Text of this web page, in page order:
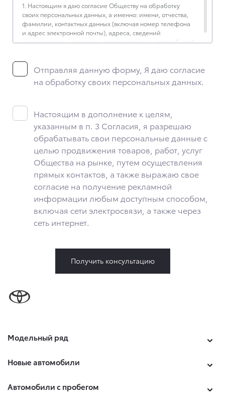
1. Настоящим я даю согласие Обществу на обработку
своих персональных данных, а именно: имени, отчества,
фамилии, контактных данных (включая номер телефона
и адрес электронной почты), адреса, сведений
о впечатлениях, интересах, предпочтениях к автомобилю(-
операционной системы устройства и модели мобильного
телефона посетителя сайта, уникального идентификатора
посетителя сайта, предпочтительного времени и способа
для контакта, истории контактов.
следующие действия: сбор, запись, систематизация,
накопление, хранение, уточнение (обновление,
изменение), извлечение, использование, передача
(предоставление, доступ), блокирование, удаление,
уничтожение персональных данных. Общество
обрабатывает персональные данные с использованием
средств автоматизации.
3. Целью обработки персональных данных является
осуществление взаимодействия Общества с посетителями
и пользователями сайта.
4. Я даю согласие на передачу моих персональных данных
третьим лицам, перечень которых размещен на сайте
5. Данное Согласие действует до момента достижения
цели обработки, указанной в настоящем Согласии.
Я осведомлен, что Общество будет обрабатывать данные
своего согласия на обработку по истечении 10 лет с тем,
чтобы гарантировать, что оно соответствует моим
письменного заявления Обществу заказным почтовым
ТПЗ «Алтуфьево», вл. 5, стр. 1.
Отправляя данную форму, Я даю согласие
на обработку своих персональных данных.
Настоящим в дополнение к целям,
указанным в п. 3 Согласия, я разрешаю
обрабатывать свои персональные данные с
целью продвижения товаров, работ, услуг
Общества на рынке, путем осуществления
прямых контактов, а также выражаю свое
согласие на получение рекламной
информации любым доступным способом,
включая сети электросвязи, а также через
сеть интернет.
Получить консультацию
Модельный ряд
Новые автомобили
Автомобили с пробегом